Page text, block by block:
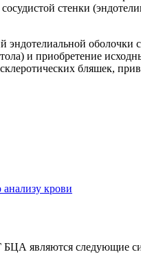
стенки
оболочки
и приобретение
бляшек,
крови
являются следующие